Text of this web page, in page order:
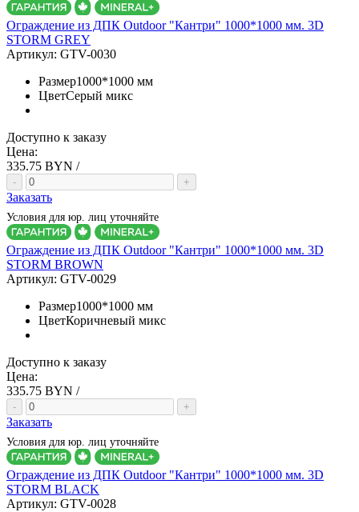
Ограждение из ДПК Outdoor "Кантри" 1000*1000 мм. 3D
STORM GREY
Артикул: GTV-0030
Размер1000*1000 мм
ЦветСерый микс
Доступно к заказу
Цена:
335.75 BYN /
- +
Заказать
Условия для юр. лиц уточняйте
Ограждение из ДПК Outdoor "Кантри" 1000*1000 мм. 3D
STORM BROWN
Артикул: GTV-0029
Размер1000*1000 мм
ЦветКоричневый микс
Доступно к заказу
Цена:
335.75 BYN /
- +
Заказать
Условия для юр. лиц уточняйте
Ограждение из ДПК Outdoor "Кантри" 1000*1000 мм. 3D
STORM BLACK
Артикул: GTV-0028